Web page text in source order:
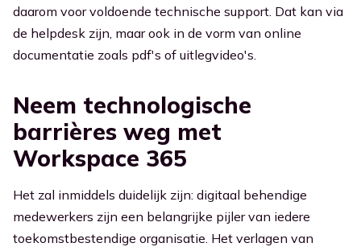
daarom voor voldoende technische support. Dat kan via
de helpdesk zijn, maar ook in de vorm van online
documentatie zoals pdf's of uitlegvideo's.
Neem technologische
barrières weg met
Workspace 365
Het zal inmiddels duidelijk zijn: digitaal behendige
medewerkers zijn een belangrijke pijler van iedere
toekomstbestendige organisatie. Het verlagen van